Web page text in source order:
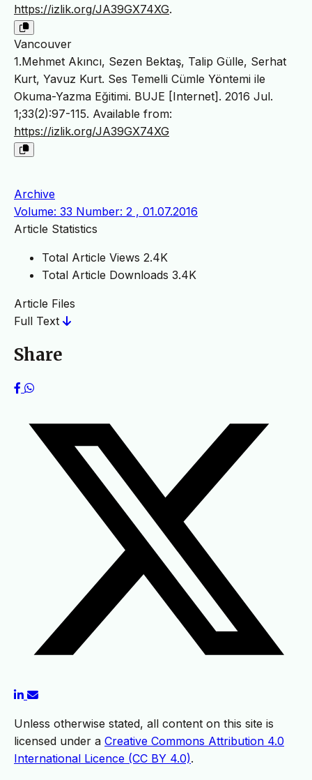
https://izlik.org/JA39GX74XG.
Vancouver
1.Mehmet Akıncı, Sezen Bektaş, Talip Gülle, Serhat
Kurt, Yavuz Kurt. Ses Temelli Cümle Yöntemi ile
Okuma-Yazma Eğitimi. BUJE [Internet]. 2016 Jul.
1;33(2):97-115. Available from:
https://izlik.org/JA39GX74XG
Archive
Volume: 33 Number: 2 , 01.07.2016
Article Statistics
Total Article Views 2.4K
Total Article Downloads 3.4K
Article Files
Full Text
Share
Unless otherwise stated, all content on this site is
licensed under a Creative Commons Attribution 4.0
International Licence (CC BY 4.0).